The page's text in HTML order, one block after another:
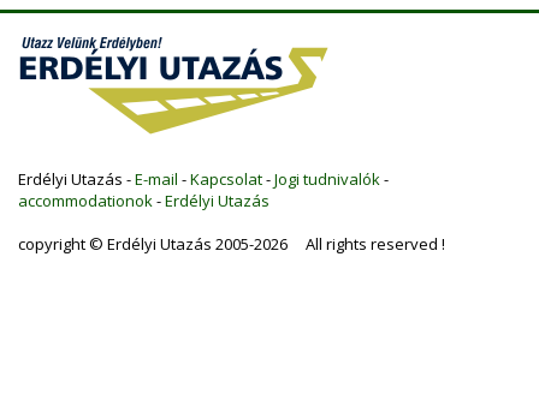
Erdélyi Utazás -E-mail -Kapcsolat-Jogi tudnivalók -
accommodationok -Erdélyi Utazás
copyright © Erdélyi Utazás 2005-2026 All rights reserved !